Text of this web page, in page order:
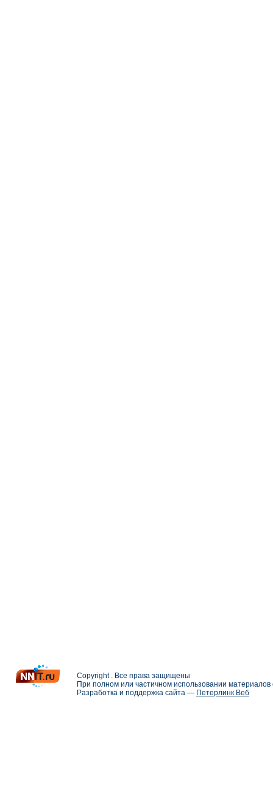
Copyright . Все права защищены
При полном или частичном использовании
Разработка и поддержка сайта — Петерлинк Веб